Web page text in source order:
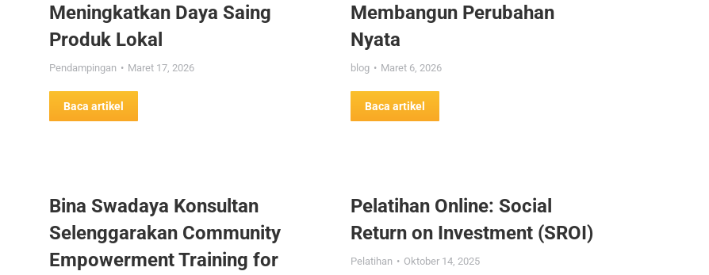
Meningkatkan Daya Saing
Produk Lokal
Pendampingan Maret 17, 2026
Baca artikel
Membangun Perubahan
Nyata
blog Maret 6, 2026
Baca artikel
Bina Swadaya Konsultan
Selenggarakan Community
Empowerment Training for
Pelatihan Online: Social
Return on Investment (SROI)
Pelatihan Oktober 14, 2025